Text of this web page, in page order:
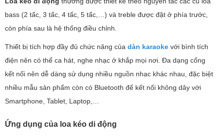
bass (2 tấc, 3 tấc, 4 tấc, 5 tấc,…) và treble được đặt ở phía trước,
còn phía sau là hệ thống điều chỉnh.
Thiết bị tích hợp đầy đủ chức năng của dàn karaoke với bình tích
điện nên có thể ca hát, nghe nhạc ở khắp mọi nơi. Đa dạng cổng
kết nối nên dễ dàng sử dụng nhiều nguồn nhạc khác nhau, đặc biệt
nhiều mẫu sản phẩm còn có Bluetooth để kết nối không dây với
Smartphone, Tablet, Laptop,…
Ứng dụng của loa kéo di động